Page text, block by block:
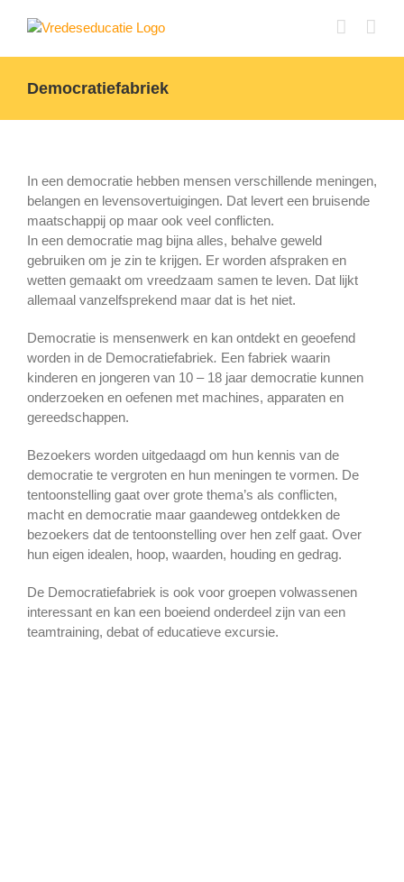
Democratiefabriek
In een democratie hebben mensen verschillende meningen,
belangen en levensovertuigingen. Dat levert een bruisende
maatschappij op maar ook veel conflicten.
In een democratie mag bijna alles, behalve geweld
gebruiken om je zin te krijgen. Er worden afspraken en
wetten gemaakt om vreedzaam samen te leven. Dat lijkt
allemaal vanzelfsprekend maar dat is het niet.
Democratie is mensenwerk en kan ontdekt en geoefend
worden in de Democratiefabriek. Een fabriek waarin
kinderen en jongeren van 10 – 18 jaar democratie kunnen
onderzoeken en oefenen met machines, apparaten en
gereedschappen.
Bezoekers worden uitgedaagd om hun kennis van de
democratie te vergroten en hun meningen te vormen. De
tentoonstelling gaat over grote thema’s als conflicten,
macht en democratie maar gaandeweg ontdekken de
bezoekers dat de tentoonstelling over hen zelf gaat. Over
hun eigen idealen, hoop, waarden, houding en gedrag.
De Democratiefabriek is ook voor groepen volwassenen
interessant en kan een boeiend onderdeel zijn van een
teamtraining, debat of educatieve excursie.